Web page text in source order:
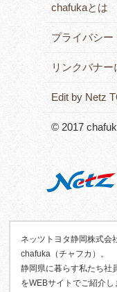
chafukaとは
プライバシー
リンクバナー
Edit by Netz
© 2017
ネッツトヨタ静岡株式会
chafuka（チャフカ）。
静岡県に暮らす私たち社
をWEBサイトでご紹介